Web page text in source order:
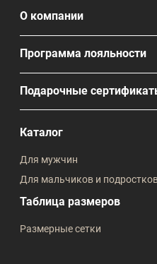
О компании
Программа лояльности
Подарочные
Каталог
Для мужчин
Для мальчиков и
Таблица размеров
Размерные сетки